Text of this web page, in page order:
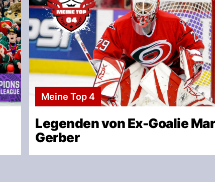
Meine Top 4
Legenden von Ex-Goalie
Gerber